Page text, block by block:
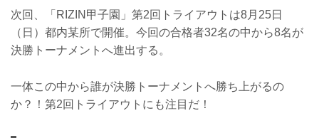
次回、「RIZIN甲子園」第2回トライアウトは8月25日
（日）都内某所で開催。今回の合格者32名の中から8名が
決勝トーナメントへ進出する。
一体この中から誰が決勝トーナメントへ勝ち上がるの
か？！第2回トライアウトにも注目だ！